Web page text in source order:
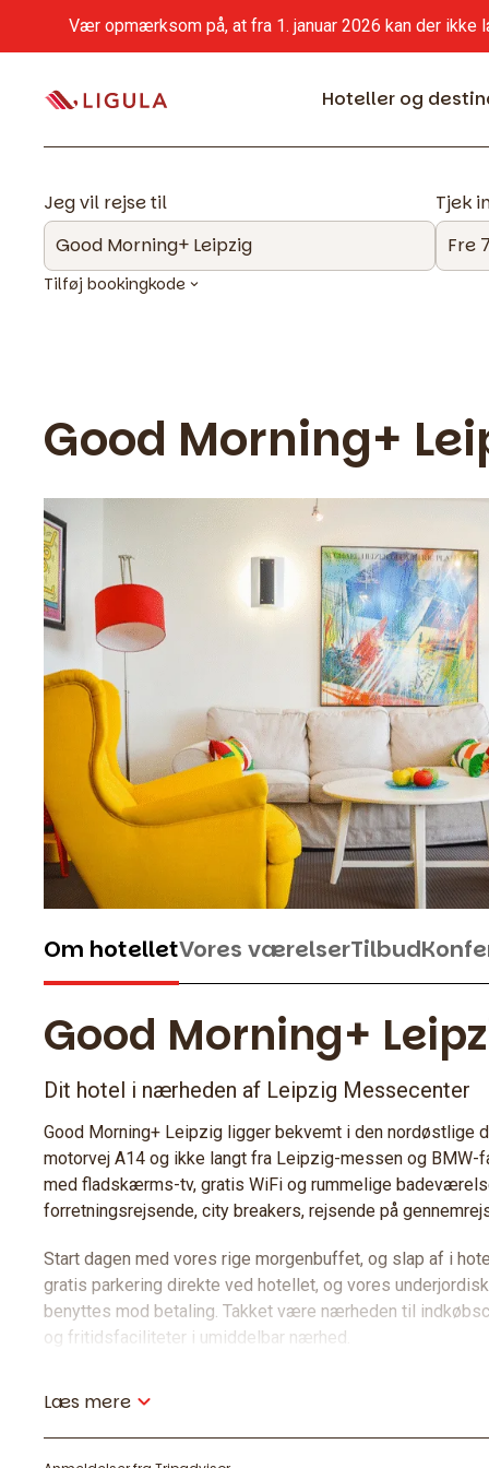
Vær opmærksom på, at fra 1. januar 2026 kan der ikke
Hoteller og
Jeg vil rejse til Tjek
Tilføj bookingkode
Good Morning+
Om hotelletVores værelserTilbud
Good Morning+
Dit hotel i nærheden af Leipzig Messecenter
Good Morning+ Leipzig ligger bekvemt i den nordøstlige
motorvej A14 og ikke langt fra Leipzig-messen og
med fladskærms-tv, gratis WiFi og rummelige
forretningsrejsende, city breakers, rejsende på
Start dagen med vores rige morgenbuffet, og slap af i
gratis parkering direkte ved hotellet, og vores
benyttes mod betaling. Takket være nærheden til
og fritidsfaciliteter i umiddelbar nærhed.
Konferencer og møder
Vores selskabslokaler giver dig plads til konferencer
Læs mere